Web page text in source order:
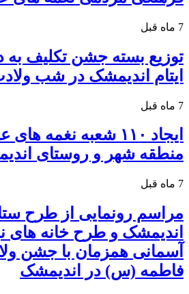
7 ماه قبل
توزیع بسته جشن تکلیف به
ایتام اندیمشک در شب
7 ماه قبل
منطقه شهر و روستای
7 ماه قبل
مراسم رونمایی از طرح
اندیمشک و طرح خانه های
آسمانی همزمان با جشن
فاطمه (س) در اندیمشک